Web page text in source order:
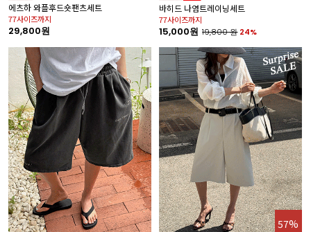
에츠하 와플후드숏팬츠세트
77사이즈까지
29,800원
바히드 나염트레이닝세트
77사이즈까지
15,000원 19,800원 24%
57%